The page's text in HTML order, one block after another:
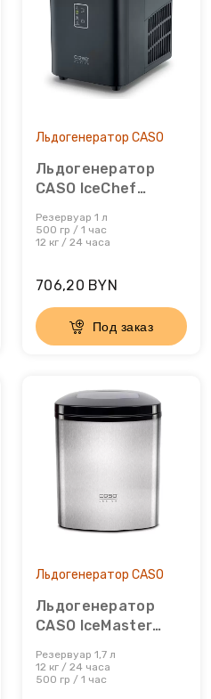
Льдогенератор CASO
Льдогенератор
CASO IceChef
Резервуар 1 л
500 гр / 1 час
12 кг / 24 часа
706,20 BYN
Под заказ
Льдогенератор CASO
Льдогенератор
CASO IceMaster
Резервуар 1,7 л
12 кг / 24 часа
500 гр / 1 час